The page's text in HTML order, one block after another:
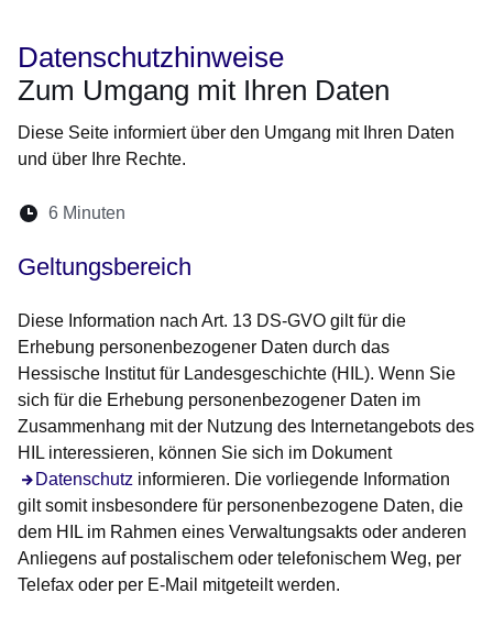
Datenschutzhinweise
Zum Umgang mit Ihren Daten
Diese Seite informiert über den Umgang mit Ihren Daten
und über Ihre Rechte.
Lesedauer:
6 Minuten
Geltungsbereich
Diese Information nach Art. 13 DS-GVO gilt für die
Erhebung personenbezogener Daten durch das
Hessische Institut für Landesgeschichte (HIL). Wenn Sie
sich für die Erhebung personenbezogener Daten im
Zusammenhang mit der Nutzung des Internetangebots des
HIL interessieren, können Sie sich im Dokument
Datenschutz
Öffnet sich in einem neuen Fenster
informieren. Die vorliegende Information
gilt somit insbesondere für personenbezogene Daten, die
dem HIL im Rahmen eines Verwaltungsakts oder anderen
Anliegens auf postalischem oder telefonischem Weg, per
Telefax oder per E-Mail mitgeteilt werden.